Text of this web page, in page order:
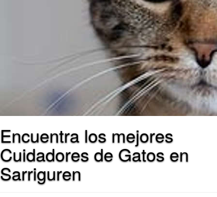
Encuentra los mejores
Cuidadores de Gatos en
Sarriguren